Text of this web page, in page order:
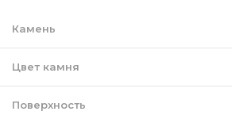
Камень
Цвет камня
Поверхность